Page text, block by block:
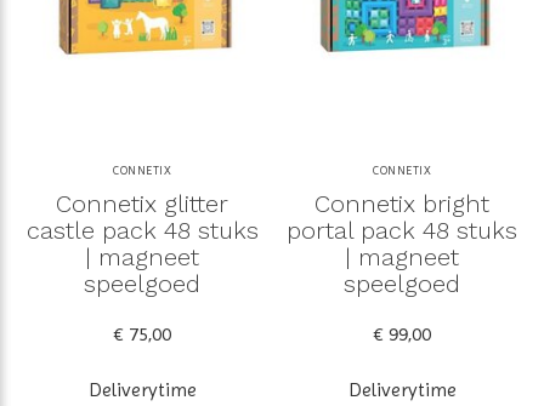
CONNETIX
Connetix glitter
castle pack 48 stuks
| magneet
speelgoed
€ 75,00
Deliverytime
CONNETIX
Connetix bright
portal pack 48 stuks
| magneet
speelgoed
€ 99,00
Deliverytime